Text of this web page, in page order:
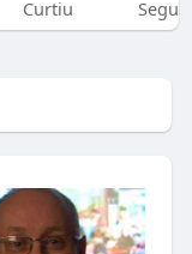
Curtiu